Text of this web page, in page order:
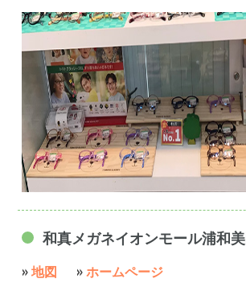
和真メガネイオンモール浦和
»地図 »ホームページ